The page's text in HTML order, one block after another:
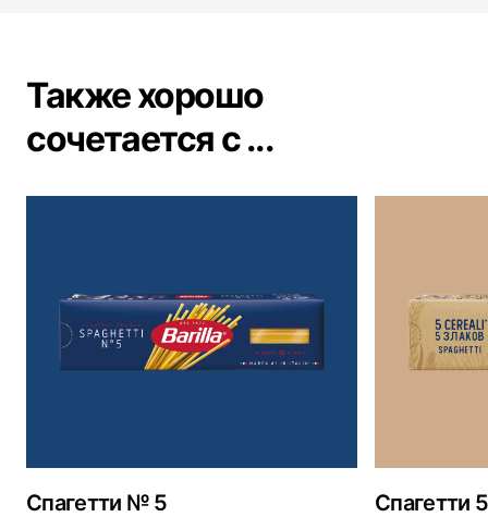
Также хорошо
сочетается с ...
Спагетти № 5 Спагетти